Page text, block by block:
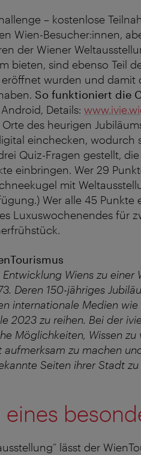
– kostenlose
Wien-Besucher:innen,
der Wiener
bieten, sind ebenso Teil
eröffnet wurden und
So funktioniert die
Details:
des heurigen
einchecken, wodurch
Quiz-Fragen gestellt,
einbringen. Wer 29
mit
Wer alle 45 Punkte
Luxuswochenendes für
Wiens zu
Deren 150-jähriges
internationale Medien wie
2023 zu reihen. Bei der
Möglichkeiten, Wissen
zu machen
Seiten ihrer Stadt zu
lässt der